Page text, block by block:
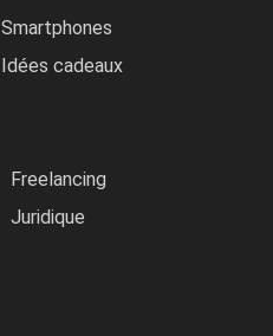
Smartphones
Idées cadeaux
Freelancing
Juridique